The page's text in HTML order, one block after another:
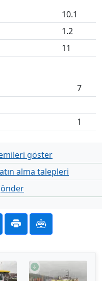
10.1
1.2
11
7
1
göster
alma talepleri